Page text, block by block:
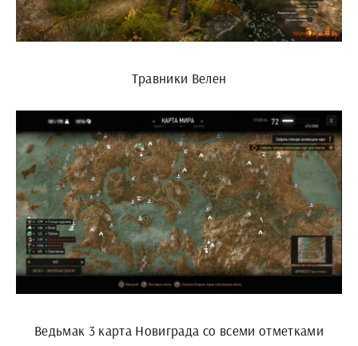
Травники Велен
Ведьмак 3 карта Новиграда со всеми отметками